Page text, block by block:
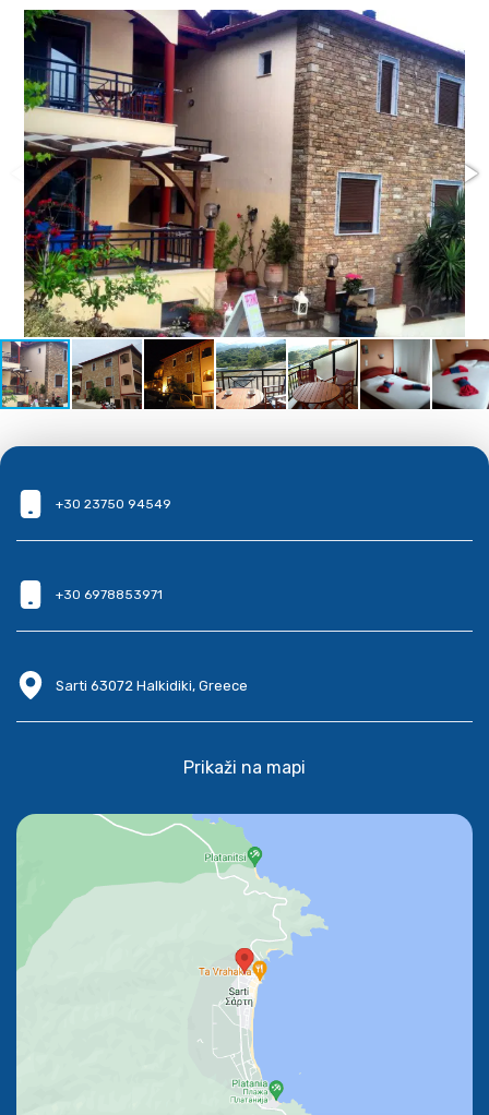
+30 23750 94549
+30 6978853971
Sarti 63072 Halkidiki, Greece
Prikaži na mapi